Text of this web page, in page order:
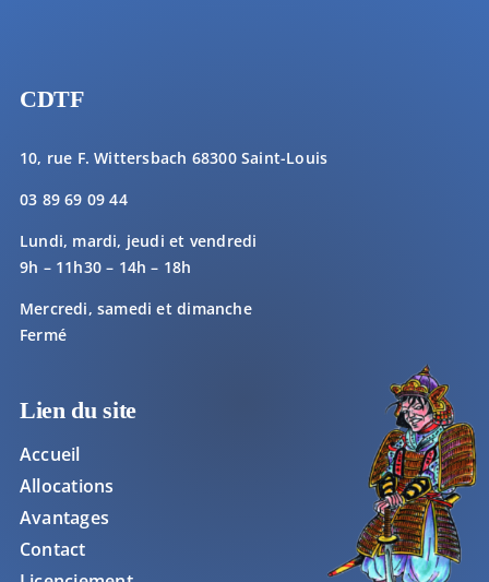
CDTF
10, rue F. Wittersbach 68300 Saint-Louis
03 89 69 09 44
Lundi, mardi, jeudi et vendredi
9h – 11h30 – 14h – 18h
Mercredi, samedi et dimanche
Fermé
Lien du site
Accueil
Allocations
Avantages
Contact